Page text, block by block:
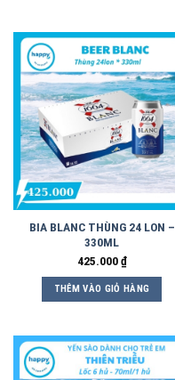
BIA BLANC THÙNG 24 LON –
330ML
425.000₫
THÊM VÀO GIỎ HÀNG